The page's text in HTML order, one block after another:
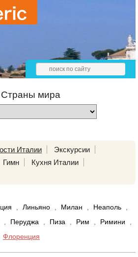
Страны мира
Италии
Экскурсии
Гимн
Кухня Италии
Линьяно Милан Неаполь
Перуджа Пиза Рим Римини
Флоренция